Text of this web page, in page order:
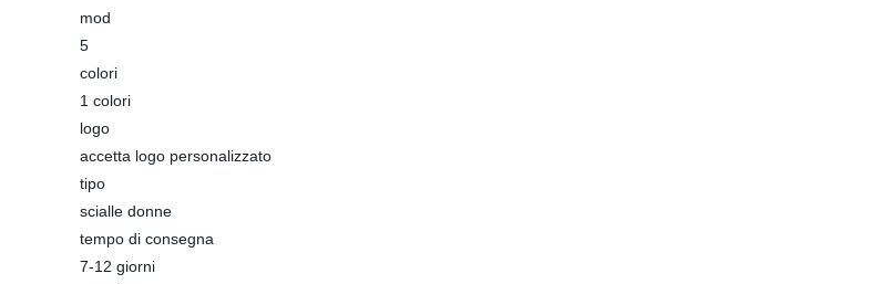
mod
5
colori
1 colori
logo
accetta logo personalizzato
tipo
scialle donne
tempo di consegna
7-12 giorni